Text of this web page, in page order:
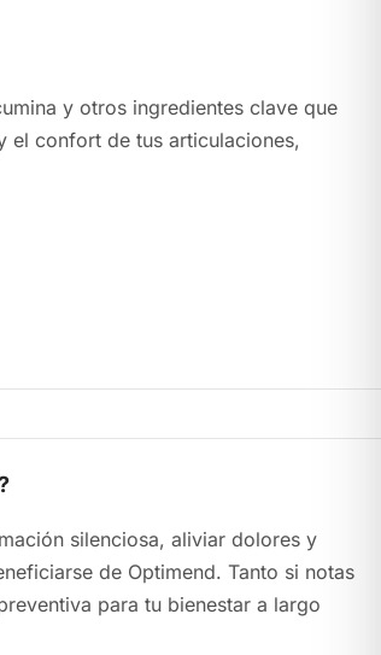
y otros ingredientes clave que
el confort de tus articulaciones,
silenciosa, aliviar dolores y